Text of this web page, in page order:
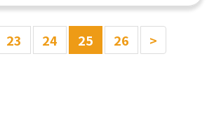
23 24 25 26 >